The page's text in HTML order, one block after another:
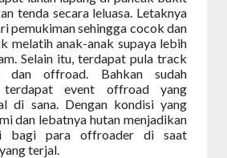
tenda secara leluasa. Letaknya
pemukiman sehingga cocok dan
melatih anak-anak supaya lebih
Selain itu, terdapat pula track
dan offroad. Bahkan sudah
event offroad yang
di sana. Dengan kondisi yang
dan lebatnya hutan menjadikan
bagi para offroader di saat
terjal.